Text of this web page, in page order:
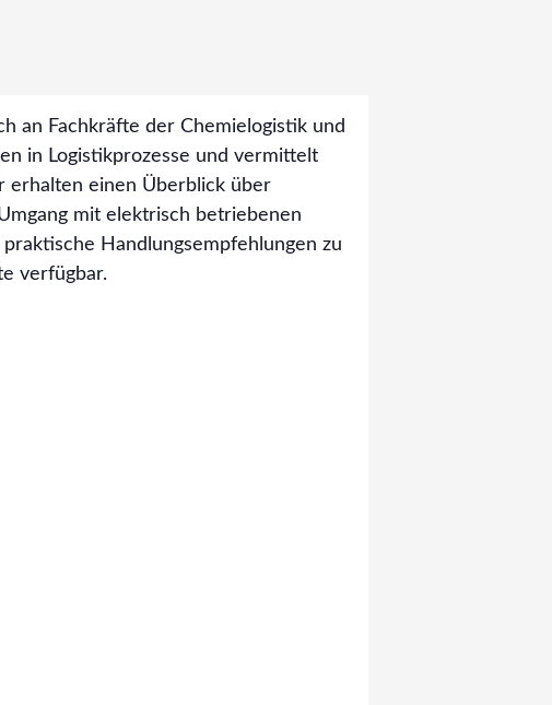
an Fachkräfte der Chemielogistik und
in Logistikprozesse und vermittelt
erhalten einen Überblick über
mit elektrisch betriebenen
Handlungsempfehlungen zu
verfügbar.